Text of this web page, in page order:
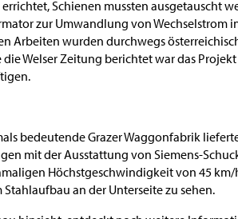
Schienen mussten ausgetauscht
zur Umwandlung von Wechselstrom
Arbeiten wurden durchwegs
Welser Zeitung berichtet war das
bedeutende Grazer Waggonfabrik
mit der Ausstattung von Siemens-
Höchstgeschwindigkeit von 45
Stahlaufbau an der Unterseite zu sehen.